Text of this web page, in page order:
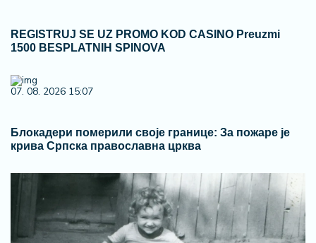
REGISTRUJ SE UZ PROMO KOD CASINO Preuzmi
1500 BESPLATNIH SPINOVA
07. 08. 2026 15:07
Блокадери померили своје границе: За пожаре је
крива Српска православна црква